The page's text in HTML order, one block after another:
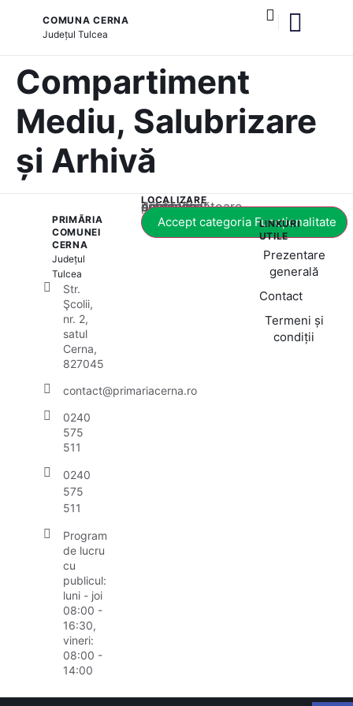
COMUNA CERNA
JudețulTulcea
Compartiment
Mediu, Salubrizare
și Arhivă
PRIMĂRIA
COMUNEI
CERNA
Județul
Tulcea
Str.
Şcolii,
nr. 2,
satul
Cerna,
827045
contact@primariacerna.ro
0240
575
511
0240
575
511
Program
de lucru
cu
publicul:
luni - joi
08:00 -
16:30,
vineri:
08:00 -
14:00
LOCALIZARE
Acest conținut este blocat până când acceptați categoria corespunzătoare de cookie-uri.
Accept categoria Funcționalitate
LINKURI
UTILE
Prezentare
generală
Contact
Termeni și
condiții